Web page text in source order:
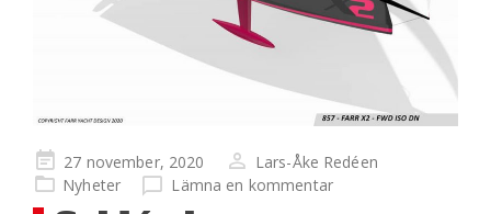
Publicerad
på
27 november, 2020
Lars-Åke Redéen
Nyheter
Lämna en kommentar